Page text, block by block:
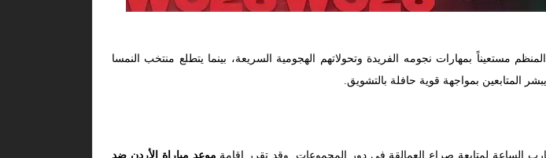
بمهارات نجومه الفريدة وتحولاتهم الهجومية السريعة، بينما يتطلع منتخب النمسا
المتابعين بمواجهة قوية حافلة بالتشويق.
الساعة لمتابعة صراع العمالقة في دور المجموعات. وقد تقرر إقامة موعد مباراة الأردن ضد